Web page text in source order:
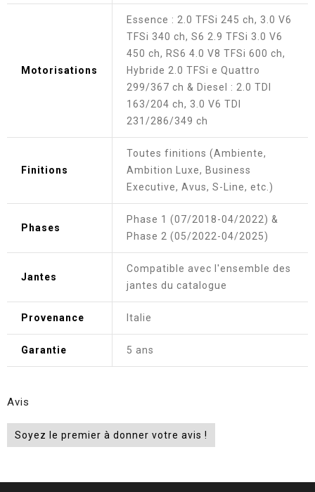
Motorisations
Essence : 2.0 TFSi 245 ch, 3.0 V6
TFSi 340 ch, S6 2.9 TFSi 3.0 V6
450 ch, RS6 4.0 V8 TFSi 600 ch,
Hybride 2.0 TFSi e Quattro
299/367 ch & Diesel : 2.0 TDI
163/204 ch, 3.0 V6 TDI
231/286/349 ch
Finitions
Toutes finitions (Ambiente,
Ambition Luxe, Business
Executive, Avus, S-Line, etc.)
Phases
Phase 1 (07/2018-04/2022) &
Phase 2 (05/2022-04/2025)
Jantes
Compatible avec l'ensemble des
jantes du catalogue
Provenance Italie
Garantie 5 ans
Avis
Soyez le premier à donner votre avis !